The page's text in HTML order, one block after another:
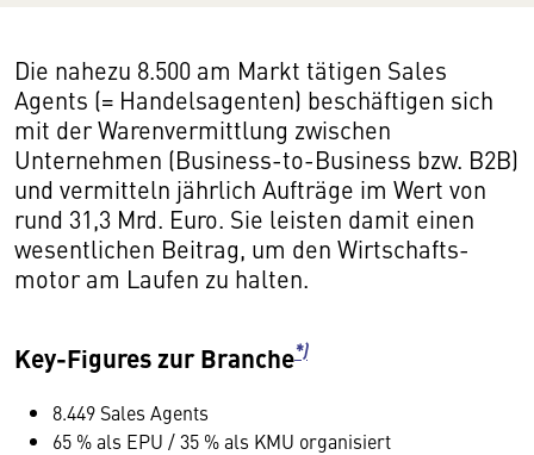
Die nahezu 8.500 am Markt tätigen Sales
Agents (= Handelsagenten) beschäftigen sich
mit der Warenvermittlung zwischen
Unternehmen (Business-to-Business bzw. B2B)
und vermitteln jährlich Aufträge im Wert von
rund 31,3 Mrd. Euro. Sie leisten damit einen
wesentlichen Beitrag, um den Wirtschafts­
motor am Laufen zu halten.
Key-Figures zur Branche*)
8.449 Sales Agents
65 % als EPU / 35 % als KMU organisiert